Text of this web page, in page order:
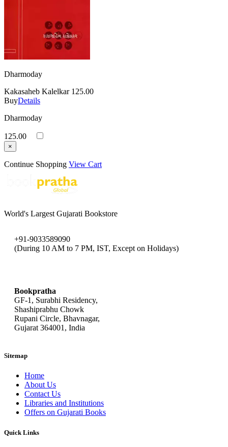
Dharmoday
Kakasaheb Kalelkar 125.00
BuyDetails
Dharmoday
125.00
×
Continue Shopping View Cart
World's Largest Gujarati Bookstore
+91-9033589090
(During 10 AM to 7 PM, IST, Except on Holidays)
Bookpratha
GF-1, Surabhi Residency,
Shashiprabhu Chowk
Rupani Circle, Bhavnagar,
Gujarat 364001, India
Sitemap
Home
About Us
Contact Us
Libraries and Institutions
Offers on Gujarati Books
Quick Links